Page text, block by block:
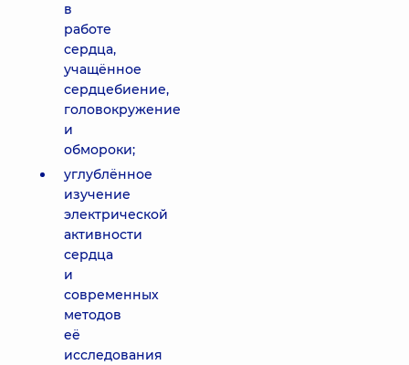
в
работе
сердца,
учащённое
сердцебиение,
головокружение
и
обмороки;
углублённое
изучение
электрической
активности
сердца
и
современных
методов
её
исследования